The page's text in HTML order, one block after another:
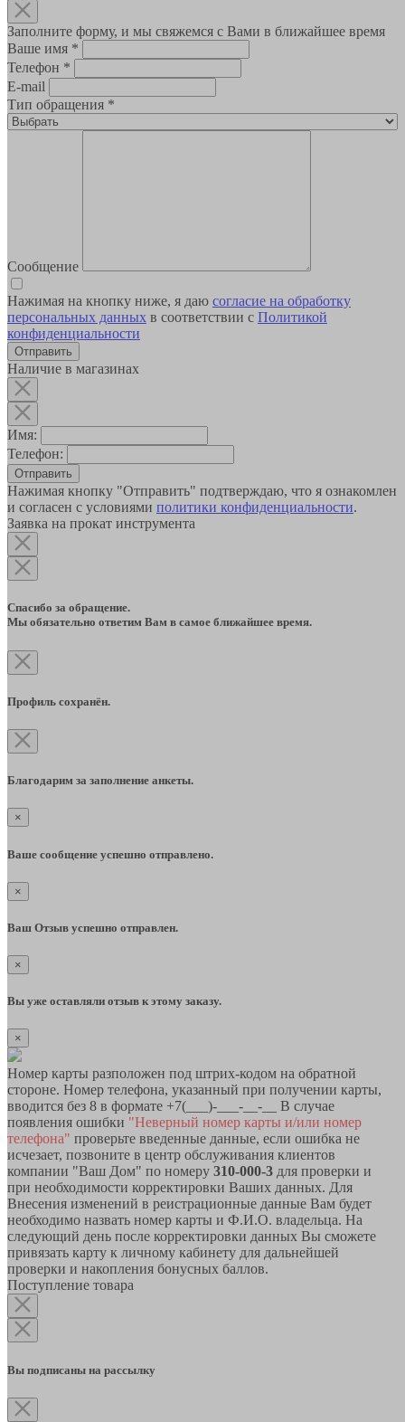
Заполните форму, и мы свяжемся с Вами в ближайшее время
Ваше имя *
Телефон *
E-mail
Тип обращения *
Сообщение
Нажимая на кнопку ниже, я даю согласие на обработку
персональных данных в соответствии с Политикой
конфиденциальности
Наличие в магазинах
Имя:
Телефон:
Отправить
Нажимая кнопку "Отправить" подтверждаю, что я ознакомлен
и согласен с условиями политики конфиденциальности.
Заявка на прокат инструмента
Спасибо за обращение.
Мы обязательно ответим Вам в самое ближайшее время.
Профиль сохранён.
Благодарим за заполнение анкеты.
×
Ваше сообщение успешно отправлено.
×
Ваш Отзыв успешно отправлен.
×
Вы уже оставляли отзыв к этому заказу.
×
Номер карты разположен под штрих-кодом на обратной
стороне. Номер телефона, указанный при получении карты,
вводится без 8 в формате +7(___)-___-__-__ В случае
появления ошибки "Неверный номер карты и/или номер
телефона" проверьте введенные данные, если ошибка не
исчезает, позвоните в центр обслуживания клиентов
компании "Ваш Дом" по номеру 310-000-3 для проверки и
при необходимости корректировки Ваших данных. Для
Внесения изменений в реистрационные данные Вам будет
необходимо назвать номер карты и Ф.И.О. владельца. На
следующий день после корректировки данных Вы сможете
привязать карту к личному кабинету для дальнейшей
проверки и накопления бонусных баллов.
Поступление товара
Вы подписаны на рассылку